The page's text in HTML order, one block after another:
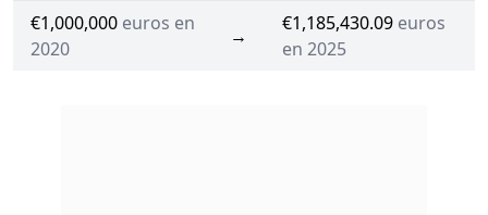
€1,000,000 euros en
2020
→
€1,185,430.09 euros
en 2025